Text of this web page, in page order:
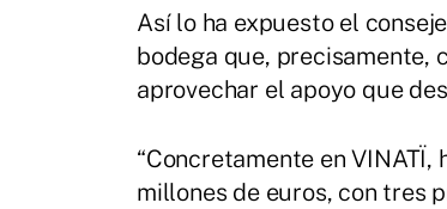
Así lo ha expuesto el
bodega que, precisamente,
aprovechar el apoyo que
“Concretamente en VINATÏ,
millones de euros, con tres